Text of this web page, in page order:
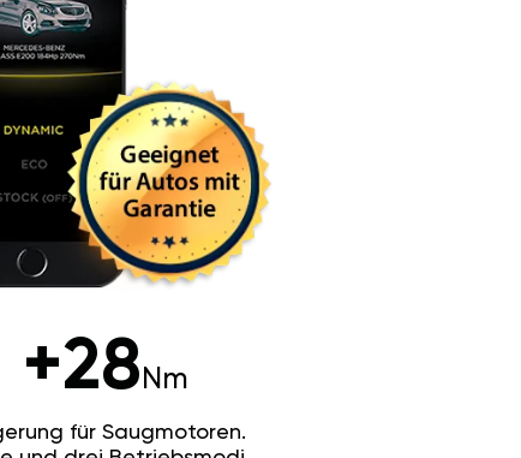
+28Nm
für Saugmotoren.